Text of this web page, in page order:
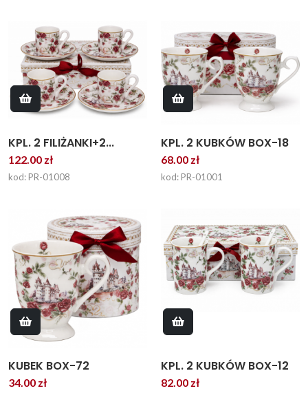
KPL. 2 FILIŻANKI+2...
122.00 zł
kod: PR-01008
KPL. 2 KUBKÓW BOX-18
68.00 zł
kod: PR-01001
KUBEK BOX-72
34.00 zł
KPL. 2 KUBKÓW BOX-12
82.00 zł